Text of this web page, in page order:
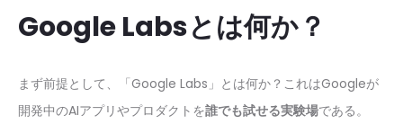
Google Labsとは何か？
まず前提として、「Google Labs」とは何か？これはGoogleが
開発中のAIアプリやプロダクトを誰でも試せる実験場である。